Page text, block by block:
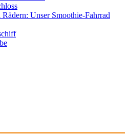
Unser Smoothie-Fahrrad